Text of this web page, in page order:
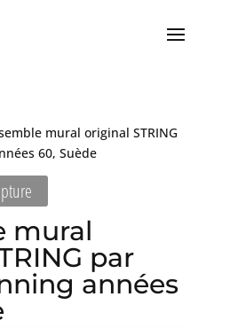
mural original STRING
60, Suède
mural
par
années